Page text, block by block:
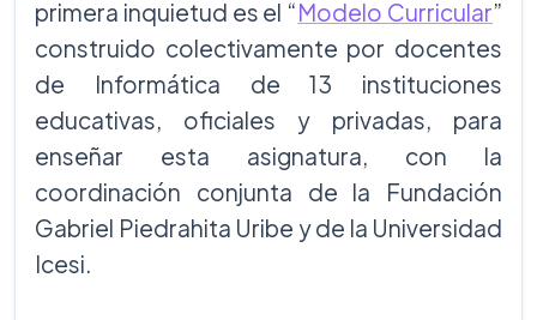
primera inquietud es el “Modelo Curricular”
construido colectivamente por docentes
de Informática de 13 instituciones
educativas, oficiales y privadas, para
enseñar esta asignatura, con la
coordinación conjunta de la Fundación
Gabriel Piedrahita Uribe y de la Universidad
Icesi.